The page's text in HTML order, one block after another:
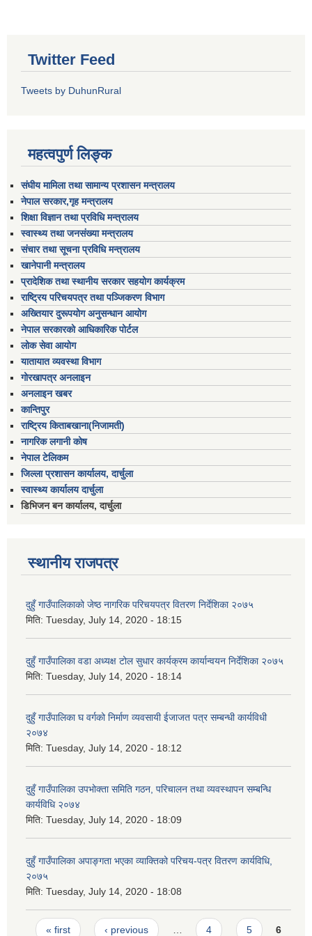
Twitter Feed
Tweets by DuhunRural
महत्वपुर्ण लिङ्क
संघीय मामिला तथा सामान्य प्रशासन मन्त्रालय
नेपाल सरकार,गृह मन्त्रालय
शिक्षा विज्ञान तथा प्रविधि मन्त्रालय
स्वास्थ्य तथा जनसंख्या मन्त्रालय
संचार तथा सूचना प्रविधि मन्त्रालय
खानेपानी मन्त्रालय
प्रादेशिक तथा स्थानीय सरकार सहयोग कार्यक्रम
राष्ट्रिय परिचयपत्र तथा पञ्जिकरण विभाग
अख्तियार दुरूपयोग अनुसन्धान आयोग
नेपाल सरकारको आधिकारिक पोर्टल
लोक सेवा आयोग
यातायात व्यवस्था विभाग
गोरखापत्र अनलाइन
अनलाइन खबर
कान्तिपुर
राष्ट्रिय किताबखाना(निजामती)
नागरिक लगानी कोष
नेपाल टेलिकम
जिल्ला प्रशासन कार्यालय, दार्चुला
स्वास्थ्य कार्यालय दार्चुला
डिभिजन बन कार्यालय, दार्चुला
स्थानीय राजपत्र
दुहुँ गाउँपालिकाको जेष्ठ नागरिक परिचयपत्र वितरण निर्देशिका २०७५
मिति: Tuesday, July 14, 2020 - 18:15
दुहुँ गाउँपालिका वडा अध्यक्ष टोल सुधार कार्यक्रम कार्यान्वयन निर्देशिका २०७५
मिति: Tuesday, July 14, 2020 - 18:14
दुहुँ गाउँपालिका घ वर्गको निर्माण व्यवसायी ईजाजत पत्र सम्बन्धी कार्यविधी
२०७४
मिति: Tuesday, July 14, 2020 - 18:12
दुहुँ गाउँपालिका उपभोक्ता समिति गठन, परिचालन तथा व्यवस्थापन सम्बन्धि
कार्यविधि २०७४
मिति: Tuesday, July 14, 2020 - 18:09
दुहुँ गाउँपालिका अपाङ्गता भएका व्याक्तिको परिचय-पत्र वितरण कार्यविधि,
२०७५
मिति: Tuesday, July 14, 2020 - 18:08
Pages
« first ‹ previous 4 5 6